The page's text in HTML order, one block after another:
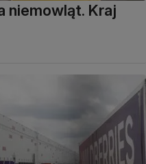
niemowląt. Kraj